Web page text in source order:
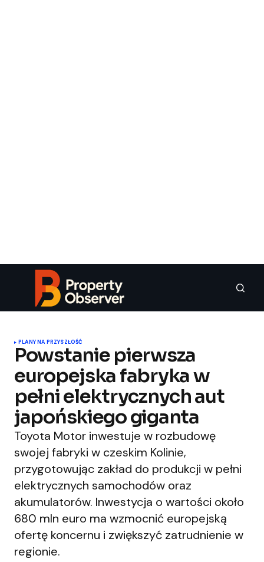
PLANY NA PRZYSZŁOŚĆ
Powstanie pierwsza
europejska fabryka w
pełni elektrycznych aut
japońskiego giganta
Toyota Motor inwestuje w rozbudowę
swojej fabryki w czeskim Kolinie,
przygotowując zakład do produkcji w pełni
elektrycznych samochodów oraz
akumulatorów. Inwestycja o wartości około
680 mln euro ma wzmocnić europejską
ofertę koncernu i zwiększyć zatrudnienie w
regionie.